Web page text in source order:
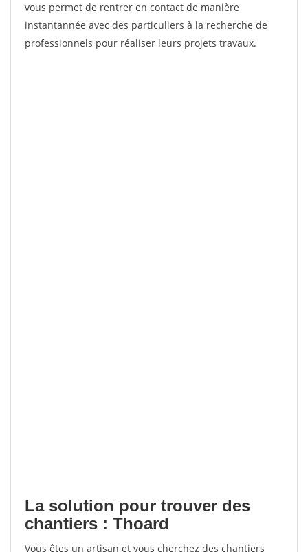
vous permet de rentrer en contact de manière
instantannée avec des particuliers à la recherche de
professionnels pour réaliser leurs projets travaux.
La solution pour trouver des
chantiers : Thoard
Vous êtes un artisan et vous cherchez des chantiers